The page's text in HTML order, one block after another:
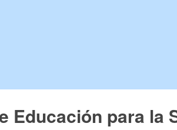
Educación para la